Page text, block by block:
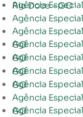
Agência Especialista na Criação de Site em Aparecida do Rio Doce – GO
Agência
Agência
Agência Especialista na Criação de Site em Aragarças – GO
Agência Especialista na Criação de Site em Aragoiânia – GO
Agência Especialista na Criação de Site em Araguapaz – GO
Agência Especialista na Criação de Site em Arenópolis – GO
Agência
Agência Especialista na Criação de Site em Aurilândia – GO